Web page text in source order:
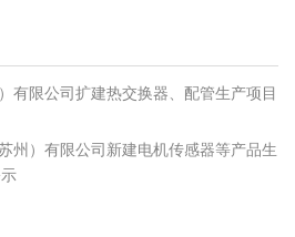
有限公司扩建热交换器、配管生产项目
州）有限公司新建电机传感器等产品生